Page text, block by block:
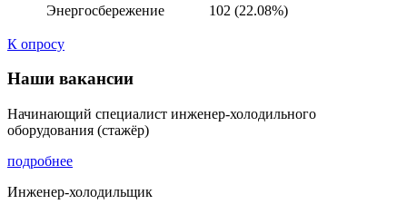
Энергосбережение
102 (22.08%)
К опросу
Наши вакансии
Начинающий специалист инженер-холодильного
оборудования (стажёр)
подробнее
Инженер-холодильщик